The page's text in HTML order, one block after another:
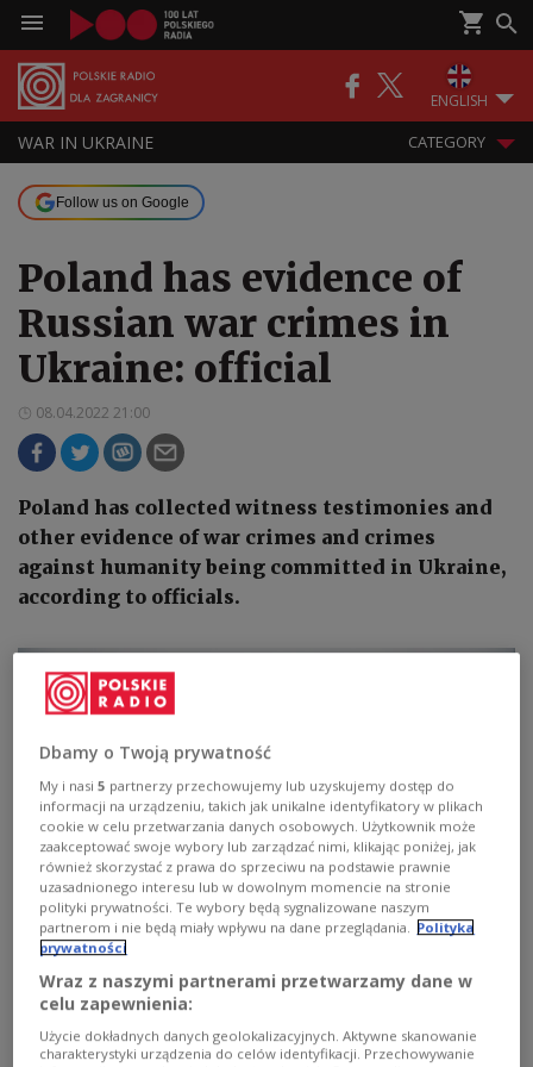
ENGLISH
WAR IN UKRAINE CATEGORY
Follow us on Google
Poland has evidence of
Russian war crimes in
Ukraine: official
08.04.2022 21:00
Poland has collected witness testimonies and
other evidence of war crimes and crimes
against humanity being committed in Ukraine,
according to officials.
Forensic police officers exhume bodies from a mass grave discovered in
Bucha, on the outskirts of Kyiv, Ukraine, on Friday, April 8,
2022. PAP/EPA/Oleg Petrasyuk
Dbamy o Twoją prywatność
My i nasi5 partnerzy przechowujemy lub uzyskujemy dostęp do
informacji na urządzeniu, takich jak unikalne identyfikatory w plikach
cookie w celu przetwarzania danych osobowych. Użytkownik może
zaakceptować swoje wybory lub zarządzać nimi, klikając poniżej, jak
również skorzystać z prawa do sprzeciwu na podstawie prawnie
uzasadnionego interesu lub w dowolnym momencie na stronie
polityki prywatności. Te wybory będą sygnalizowane naszym
partnerom i nie będą miały wpływu na dane przeglądania. Polityka
prywatności
Wraz z naszymi partnerami przetwarzamy dane w
celu zapewnienia:
Użycie dokładnych danych geolokalizacyjnych. Aktywne skanowanie
charakterystyki urządzenia do celów identyfikacji. Przechowywanie